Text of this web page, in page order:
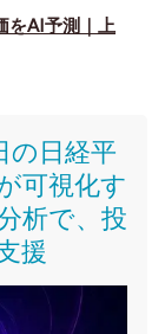
をAI予測｜上
の日経平
可視化す
析で、投
援